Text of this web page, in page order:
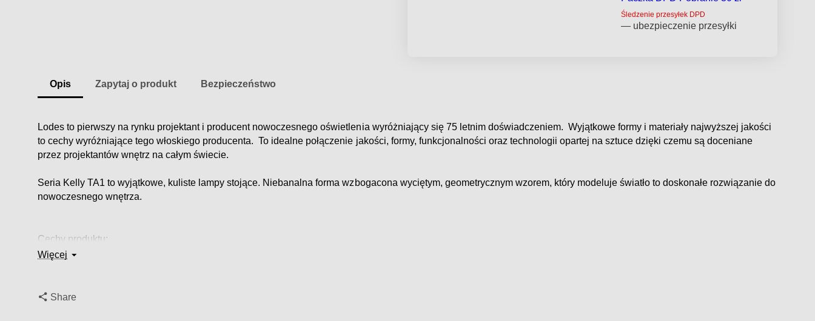
Śledzenie przesyłek DPD
— ubezpieczenie przesyłki
Opis Zapytaj o produkt Bezpieczeństwo
Lodes to pierwszy na rynku projektant i producent nowoczesnego oświetlenia wyróżniający się 75 letnim doświadczeniem. Wyjątkowe formy i materiały najwyższej jakości
to cechy wyróżniające tego włoskiego producenta. To idealne połączenie jakości, formy, funkcjonalności oraz technologii opartej na sztuce dzięki czemu są doceniane
przez projektantów wnętrz na całym świecie.
Seria Kelly TA1 to wyjątkowe, kuliste lampy stojące. Niebanalna forma wzbogacona wyciętym, geometrycznym wzorem, który modeluje światło to doskonałe rozwiązanie do
nowoczesnego wnętrza.
Cechy produktu:
Wysokość: 40 cm.
Moc: 3 X 46W E27 Eco Classic A60
Więcej
Share